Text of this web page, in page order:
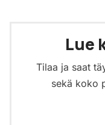
Lue
Tilaa ja saat
sekä koko